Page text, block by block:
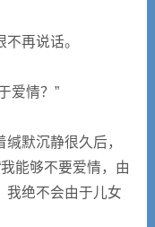
再说话。
爱情？”
默沉静很久后，
能够不要爱情，由
我绝不会由于儿女